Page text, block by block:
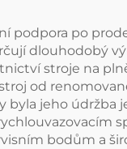
podpora po
dlouhodobý
stroje na
od
byla jeho údržba
bodům a